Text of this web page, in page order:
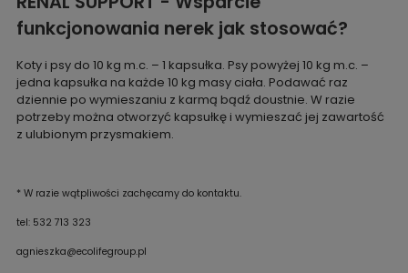
funkcjonowania nerek jak stosować?
Koty i psy do 10 kg m.c. – 1 kapsułka. Psy powyżej 10 kg m.c. –
jedna kapsułka na każde 10 kg masy ciała. Podawać raz
dziennie po wymieszaniu z karmą bądź doustnie. W razie
potrzeby można otworzyć kapsułkę i wymieszać jej zawartość
z ulubionym przysmakiem.
* W razie wątpliwości zachęcamy do kontaktu.
tel: 532 713 323
agnieszka@ecolifegroup.pl